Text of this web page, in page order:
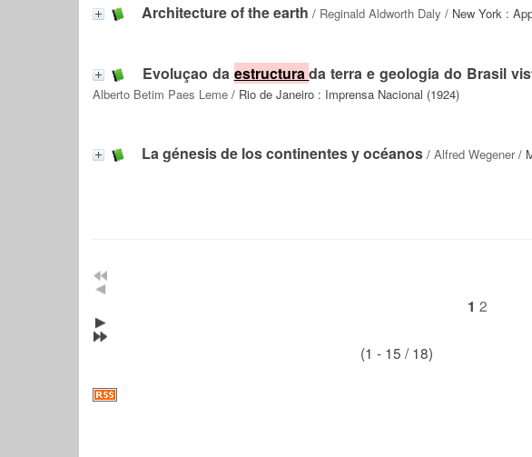
Architecture of the earth / Reginald Aldworth Daly / New York :
Evoluçao da estructurada terra e geologia do Brasil
Alberto Betim Paes Leme / Rio de Janeiro : Imprensa Nacional (1924)
La génesis de los continentes y océanos / Alfred Wegener/
1 2
(1 - 15 / 18)